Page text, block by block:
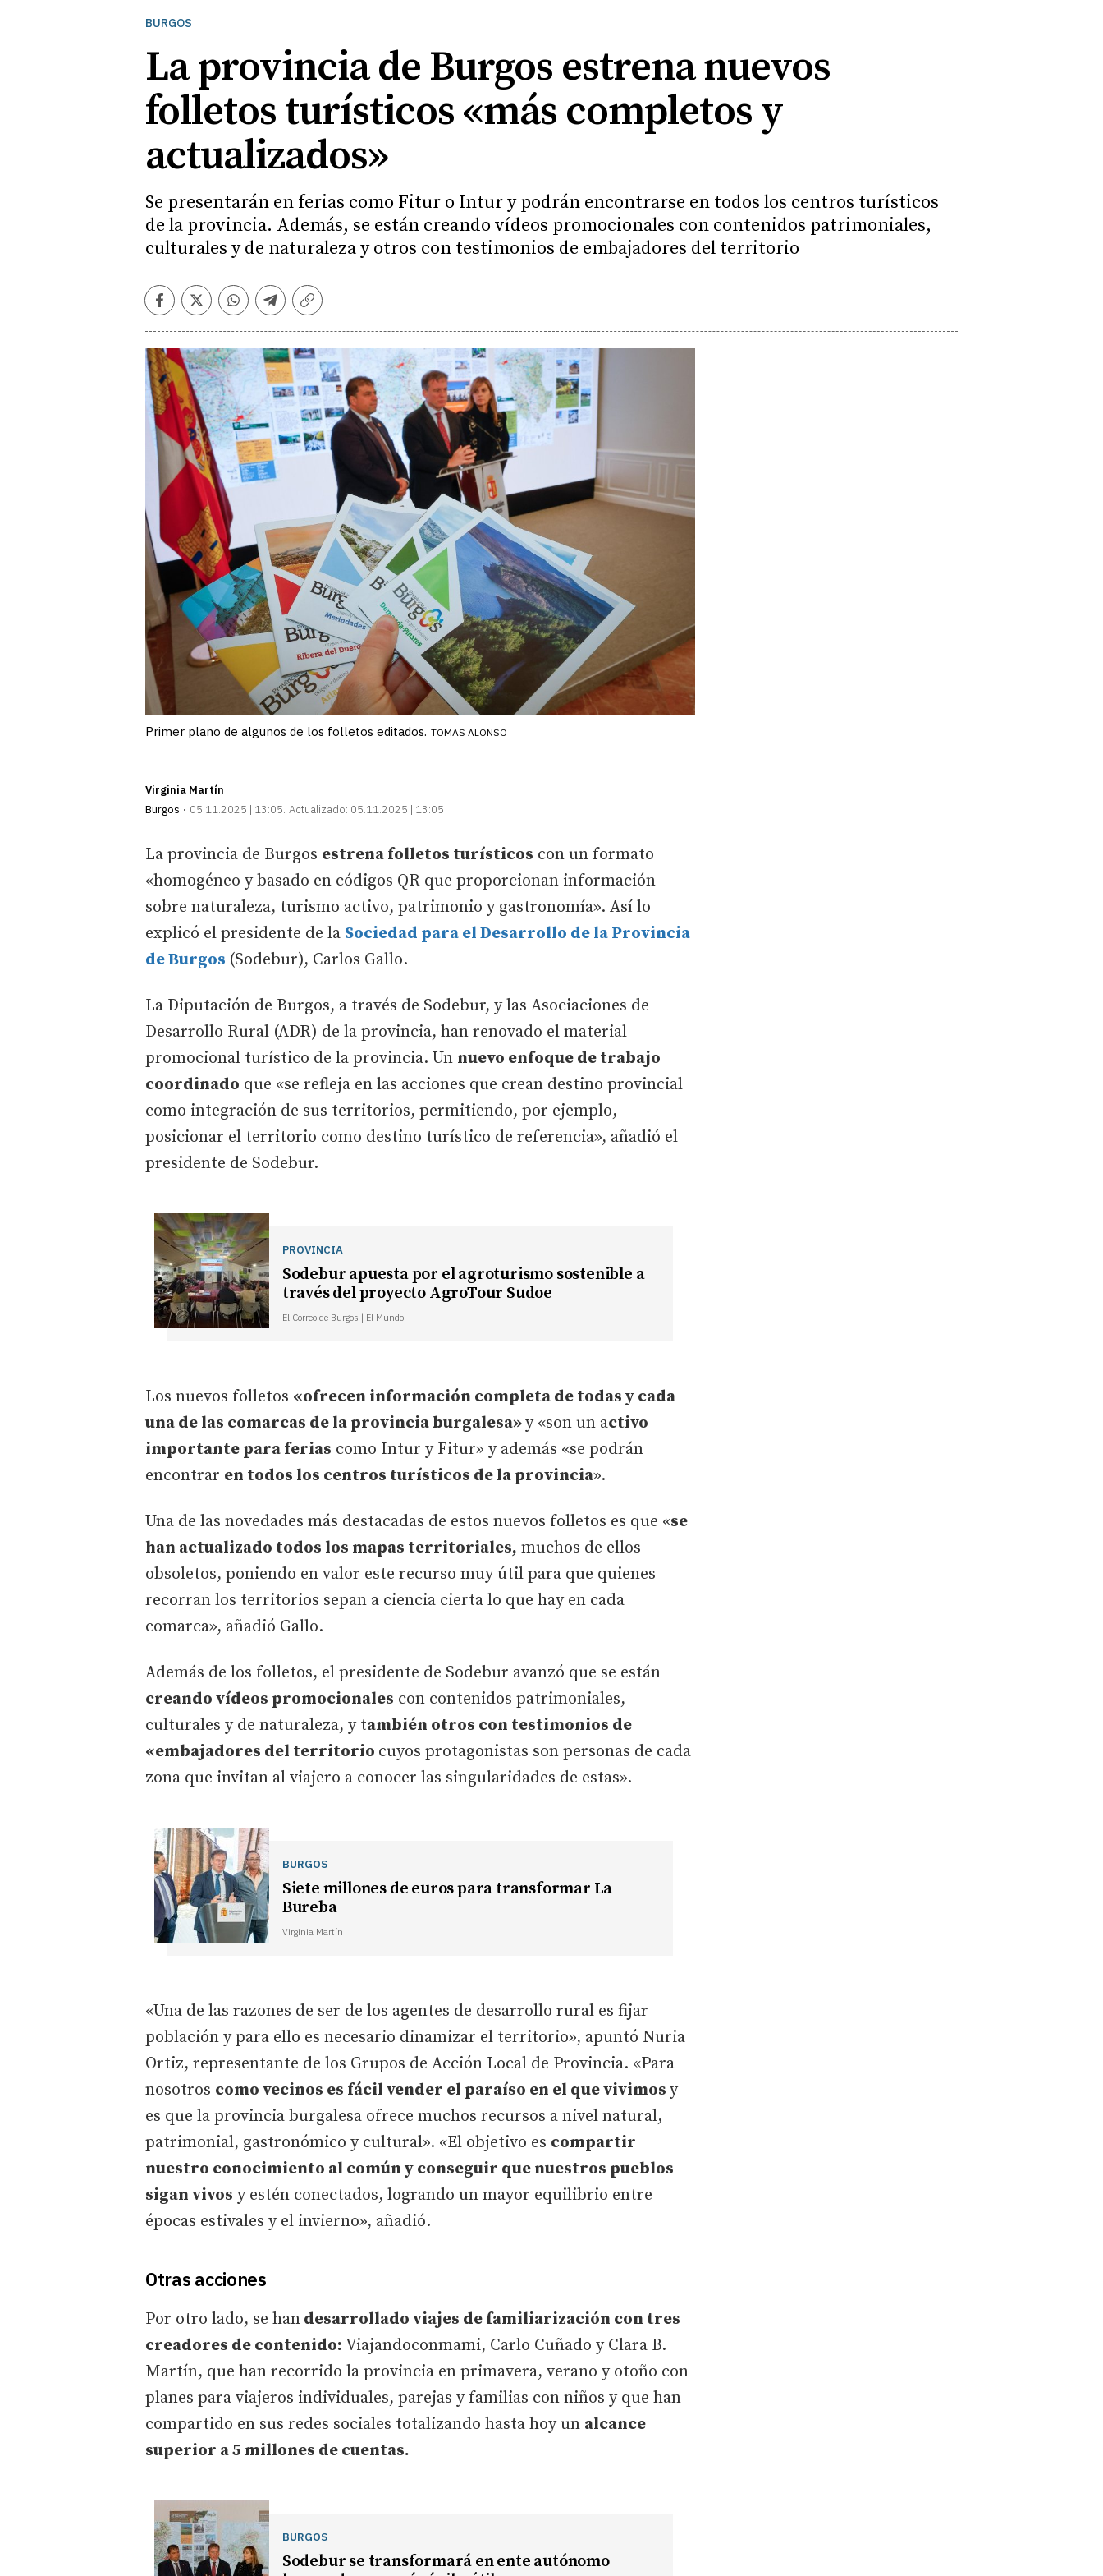
BURGOS
La provincia de Burgos estrena nuevos
folletos turísticos «más completos y
actualizados»
Se presentarán en ferias como Fitur o Intur y podrán encontrarse en todos los centros turísticos
de la provincia. Además, se están creando vídeos promocionales con contenidos patrimoniales,
culturales y de naturaleza y otros con testimonios de embajadores del territorio
Facebook
TwitterWhatsapp
Telegram
Copiar
Primer plano de algunos de los folletos editados. TOMAS ALONSO
Virginia Martín
Burgos
05.11.2025 | 13:05 Actualizado: 05.11.2025 | 13:05
La provincia de Burgos estrena folletos turísticos con un formato
«homogéneo y basado en códigos QR que proporcionan información
sobre naturaleza, turismo activo, patrimonio y gastronomía». Así lo
explicó el presidente de la Sociedad para el Desarrollo de la Provincia
de Burgos (Sodebur), Carlos Gallo.
La Diputación de Burgos, a través de Sodebur, y las Asociaciones de
Desarrollo Rural (ADR) de la provincia, han renovado el material
promocional turístico de la provincia. Un nuevo enfoque de trabajo
coordinado que «se refleja en las acciones que crean destino provincial
como integración de sus territorios, permitiendo, por ejemplo,
posicionar el territorio como destino turístico de referencia», añadió el
presidente de Sodebur.
PROVINCIA
Sodebur apuesta por el agroturismo sostenible a
través del proyecto AgroTour Sudoe
El Correo de Burgos | El Mundo
Los nuevos folletos «ofrecen información completa de todas y cada
una de las comarcas de la provincia burgalesa»y «son un activo
importante para ferias como Intur y Fitur» y además «se podrán
encontrar en todos los centros turísticos de la provincia».
Una de las novedades más destacadas de estos nuevos folletos es que «se
han actualizado todos los mapas territoriales, muchos de ellos
obsoletos, poniendo en valor este recurso muy útil para que quienes
recorran los territorios sepan a ciencia cierta lo que hay en cada
comarca», añadió Gallo.
Además de los folletos, el presidente de Sodebur avanzó que se están
creando vídeos promocionales con contenidos patrimoniales,
culturales y de naturaleza, y también otros con testimonios de
«embajadores del territorio cuyos protagonistas son personas de cada
zona que invitan al viajero a conocer las singularidades de estas».
BURGOS
Siete millones de euros para transformar La
Bureba
Virginia Martín
«Una de las razones de ser de los agentes de desarrollo rural es fijar
población y para ello es necesario dinamizar el territorio», apuntó Nuria
Ortiz, representante de los Grupos de Acción Local de Provincia. «Para
nosotros como vecinos es fácil vender el paraíso en el que vivimos y
es que la provincia burgalesa ofrece muchos recursos a nivel natural,
patrimonial, gastronómico y cultural». «El objetivo es compartir
nuestro conocimiento al común y conseguir que nuestros pueblos
sigan vivos y estén conectados, logrando un mayor equilibrio entre
épocas estivales y el invierno», añadió.
Otras acciones
Por otro lado, se han desarrollado viajes de familiarización con tres
creadores de contenido: Viajandoconmami, Carlo Cuñado y Clara B.
Martín, que han recorrido la provincia en primavera, verano y otoño con
planes para viajeros individuales, parejas y familias con niños y que han
compartido en sus redes sociales totalizando hasta hoy un alcance
superior a 5 millones de cuentas.
BURGOS
Sodebur se transformará en ente autónomo